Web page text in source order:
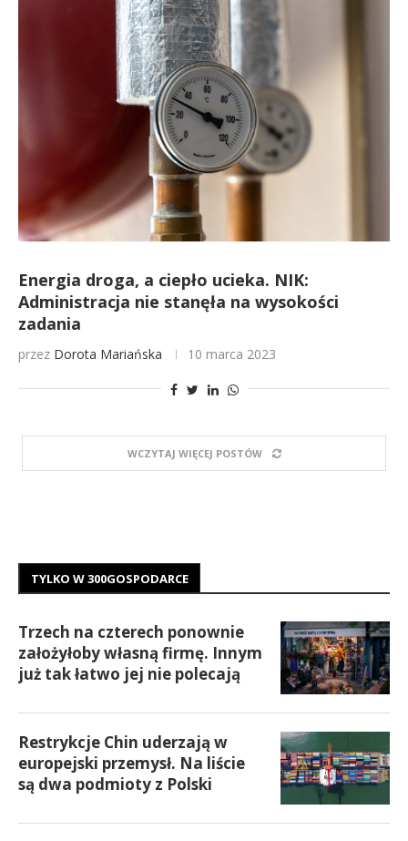
Energia droga, a ciepło ucieka. NIK:
Administracja nie stanęła na wysokości
zadania
przez Dorota Mariańska 10 marca 2023
WCZYTAJ WIĘCEJ POSTÓW
TYLKO W 300GOSPODARCE
Trzech na czterech ponownie
założyłoby własną firmę. Innym
już tak łatwo jej nie polecają
Restrykcje Chin uderzają w
europejski przemysł. Na liście
są dwa podmioty z Polski